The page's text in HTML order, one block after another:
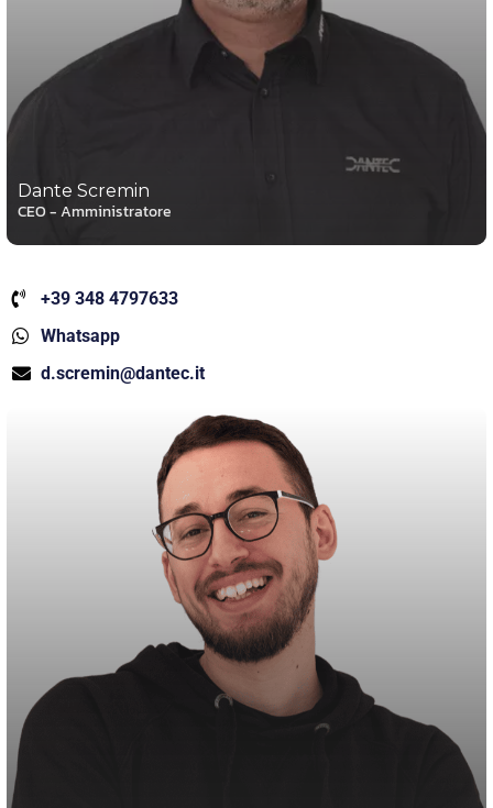
Dante Scremin
CEO - Amministratore
+39 348 4797633
Whatsapp
d.scremin@dantec.it